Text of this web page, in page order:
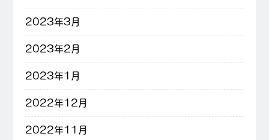
2023年3月
2023年2月
2023年1月
2022年12月
2022年11月